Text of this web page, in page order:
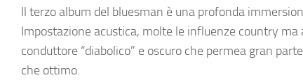
Il terzo album del bluesman è una profonda
Impostazione acustica, molte le influenze country
conduttore “diabolico” e oscuro che permea gran
che ottimo.